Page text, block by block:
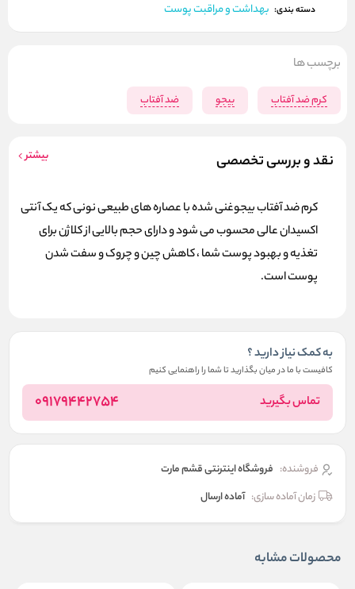
دسته بندی: بهداشت و مراقبت پوست
نقد و بررسی تخصصی بیشتر
کرم ضد آفتاب بیجوغنی شده با عصاره های طبیعی نونی که یک آنتی
اکسیدان عالی محسوب می شود و دارای حجم بالایی از کلاژن برای
تغذیه و بهبود پوست شما ، کاهش چین و چروک و سفت شدن
پوست است.
به کمک نیاز دارید ؟
کافیست با ما در میان بگذارید تا شما را راهنمایی کنیم
تماس بگیرید 09179442754
فروشنده: فروشگاه اینترنتی قشم مارت
زمان آماده سازی: آماده ارسال
برچسب ها
کرم ضد آفتاب بیجو ضد آفتاب
محصولات مشابه